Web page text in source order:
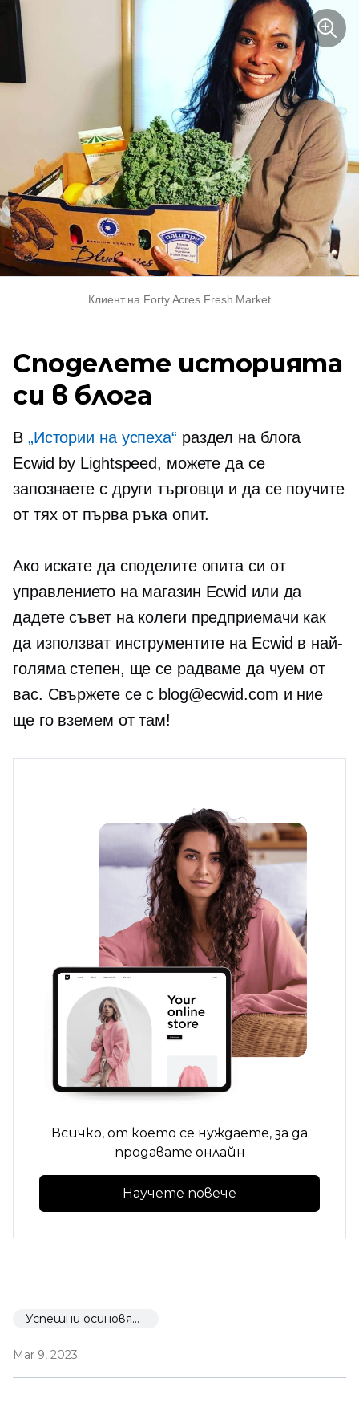
Клиент на Forty Acres Fresh Market
Споделете историята
си в блога
В „Истории на успеха“ раздел на блога
Ecwid by Lightspeed, можете да се
запознаете с други търговци и да се поучите
от тяхот първа ръка опит.
Ако искате да споделите опита си от
управлението на магазин Ecwid или да
дадете съвет на колеги предприемачи как
да използват инструментите на Ecwid в най-
голяма степен, ще се радваме да чуем от
вас. Свържете се с blog@ecwid.com и ние
ще го вземем от там!
Всичко, от което се нуждаете, за да
продавате онлайн
Научете повече
Успешни осиновявания
Mar 9, 2023